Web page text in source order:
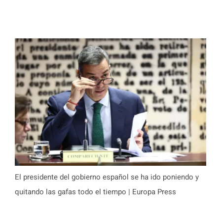
El presidente del gobierno español se ha ido poniendo y
quitando las gafas todo el tiempo | Europa Press